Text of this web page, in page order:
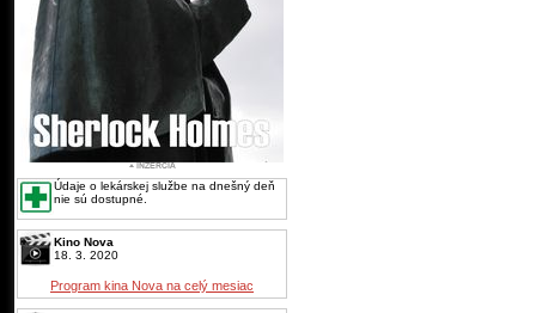
Údaje o lekárskej službe na dnešný deň
nie sú dostupné.
Kino Nova
18. 3. 2020
Program kina Nova na celý mesiac